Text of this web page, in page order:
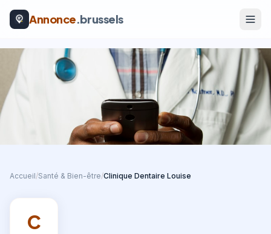
Annonce.brussels
Accueil/Santé & Bien-être/Clinique Dentaire Louise
C